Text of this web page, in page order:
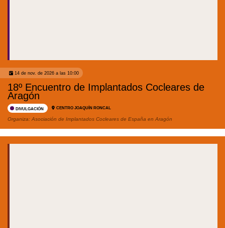
14 de nov. de 2026 a las 10:00
18º Encuentro de Implantados Cocleares de
Aragón
DIVULGACIÓN CENTRO JOAQUÍN RONCAL
Organiza: Asociación de Implantados Cocleares de España en Aragón